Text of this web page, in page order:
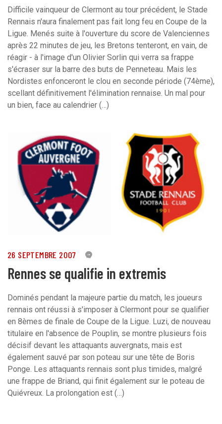
Difficile vainqueur de Clermont au tour précédent, le Stade
Rennais n'aura finalement pas fait long feu en Coupe de la
Ligue. Menés suite à l'ouverture du score de Valenciennes
après 22 minutes de jeu, les Bretons tenteront, en vain, de
réagir - à l'image d'un Olivier Sorlin qui verra sa frappe
s'écraser sur la barre des buts de Penneteau. Mais les
Nordistes enfonceront le clou en seconde période (74ème),
scellant définitivement l'élimination rennaise. Un mal pour
un bien, face au calendrier (…)
26 SEPTEMBRE 2007 0
Rennes se qualifie in extremis
Dominés pendant la majeure partie du match, les joueurs
rennais ont réussi à s'imposer à Clermont pour se qualifier
en 8èmes de finale de Coupe de la Ligue. Luzi, de nouveau
titulaire en l'absence de Pouplin, se montre plusieurs fois
décisif devant les attaquants auvergnats, mais est
également sauvé par son poteau sur une tête de Boris
Ponge. Les attaquants rennais sont plus timides, malgré
une frappe de Briand, qui finit également sur le poteau de
Quiévreux. La prolongation est (…)